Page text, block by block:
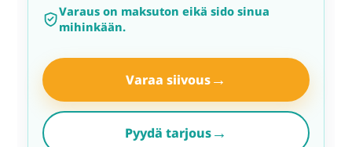
Varaus on maksuton eikä sido sinua
mihinkään.
Varaa siivous→
Pyydä tarjous→